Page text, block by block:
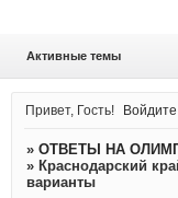
Активные темы
Привет, Гость! Войдите
» ОТВЕТЫ НА
» Краснодарский
варианты